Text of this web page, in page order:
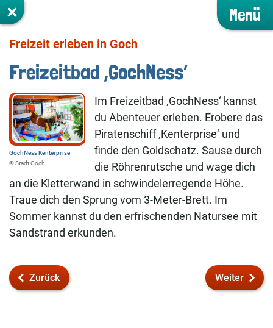
Menü
Freizeit erleben in Goch
Freizeitbad ‚GochNess‘
GochNess Kenterprise
©️ Stadt Goch
Im Freizeitbad ‚GochNess‘ kannst
du Abenteuer erleben. Erobere das
Piratenschiff ‚Kenterprise‘ und
finde den Goldschatz. Sause durch
die Röhrenrutsche und wage dich
an die Kletterwand in schwindelerregende Höhe.
Traue dich den Sprung vom 3-Meter-Brett. Im
Sommer kannst du den erfrischenden Natursee mit
Sandstrand erkunden.
Zurück Weiter